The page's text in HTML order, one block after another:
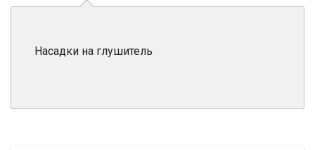
Насадки на глушитель